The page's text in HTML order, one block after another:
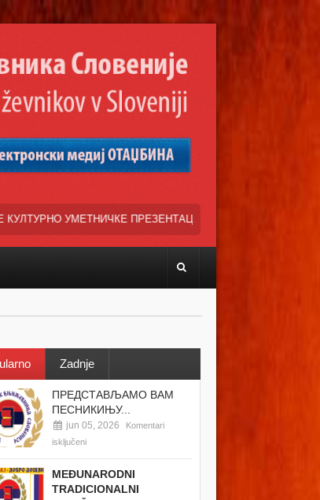
»ВЕСЕЛИ ДАНИ СРПСКЕ ДИЈАСПОРЕ« НАША
Zadnje
ПРЕДСТАВЉАМО ВАМ
ПЕСНИКИЊУ...
jun 05, 2026
Komentari
isključeni
MEĐUNARODNI
TRADICIONALNI